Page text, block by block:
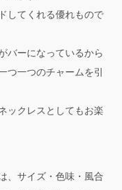
してくれる優れもので
バーになっているから
つ一つのチャームを引
ックレスとしてもお楽
、サイズ・色味・風合